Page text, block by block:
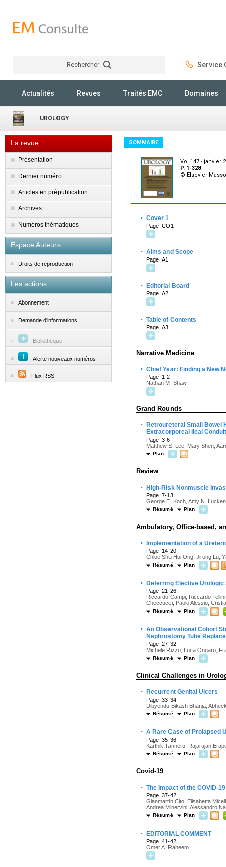
Rechercher Service
Actualités Revues Traités EMC Domaines
UROLOGY
La revue
Présentation
Dernier numéro
Articles en prépublication
Archives
Numéros thématiques
Espace Auteurs
Droits de reproduction
Les actions
Abonnement
Demande d'informations
Bibliothèque
Alerte nouveaux numéros
Flux RSS
SOMMAIRE
Vol 147 - janvier
P. 1-328
© Elsevier
· Cover 1
Page :CO1
· Aims and Scope
Page :A1
· Editorial Board
Page :A2
· Table of Contents
Page :A3
Narrative Medicine
· Chief Year: Finding a New
Page :1-2
Nathan M. Shaw
Grand Rounds
·
Retroureteral Small Bowel
Extracorporeal Ileal Conduit
Page :3-6
Matthew S. Lee, Mary Shen,
Plan
Review
· High-Risk Nonmuscle
Page :7-13
George E. Koch, Amy N.
Résumé Plan
Ambulatory, Office-based,
· Implementation of a
Page :14-20
Chloe Shu Hui Ong, Jirong Lu,
Résumé Plan
· Deferring Elective Urologic
Page :21-26
Riccardo Campi, Riccardo
Checcucci, Paolo Alessio,
Résumé Plan
· An Observational Cohort
Nephrostomy Tube
Page :27-32
Michele Rizzo, Luca Ongaro,
Résumé Plan
Clinical Challenges in
· Recurrent Genital Ulcers
Page :33-34
Dibyendu Bikash Bhanja,
Résumé Plan
· A Rare Case of Prolapsed
Page :35-36
Karthik Tanneru, Rajarajan
Résumé Plan
Covid-19
· The Impact of the COVID-
Page :37-42
Gianmartin Cito, Elisabetta
Andrea Minervini, Alessandro
Résumé Plan
· EDITORIAL COMMENT
Page :41-42
Omer A. Raheem